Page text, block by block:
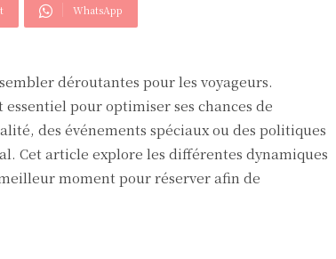
WhatsApp
déroutantes pour les voyageurs.
pour optimiser ses chances de
des événements spéciaux ou des politiques
Cet article explore les différentes dynamiques
moment pour réserver afin de